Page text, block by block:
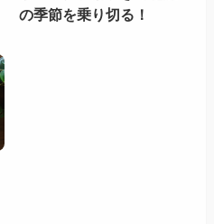
の季節を乗り切る！